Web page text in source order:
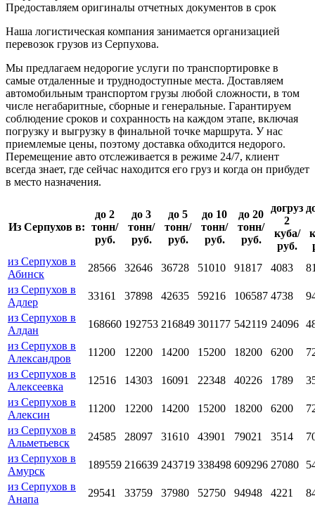
Предоставляем оригиналы отчетных документов в срок
Наша логистическая компания занимается организацией
перевозок грузов из Серпухова.
Мы предлагаем недорогие услуги по транспортировке в
самые отдаленные и труднодоступные места. Доставляем
автомобильным транспортом грузы любой сложности, в том
числе негабаритные, сборные и генеральные. Гарантируем
соблюдение сроков и сохранность на каждом этапе, включая
погрузку и выгрузку в финальной точке маршрута. У нас
приемлемые цены, поэтому доставка обходится недорого.
Перемещение авто отслеживается в режиме 24/7, клиент
всегда знает, где сейчас находится его груз и когда он прибудет
в место назначения.
Из Серпухов в:
до 2
тонн/
руб.
до 3
тонн/
руб.
до 5
тонн/
руб.
до 10
тонн/
руб.
до 20
тонн/
руб.
догруз
2
куба/
руб.
из Серпухов в
Абинск
28566 32646 36728 51010 91817 4083
из Серпухов в
Адлер
33161 37898 42635 59216 106587 4738
из Серпухов в
Алдан
168660 192753 216849 301177 542119 24096
из Серпухов в
Александров
11200 12200 14200 15200 18200 6200
из Серпухов в
Алексеевка
12516 14303 16091 22348 40226 1789
из Серпухов в
Алексин
11200 12200 14200 15200 18200 6200
из Серпухов в
Альметьевск
24585 28097 31610 43901 79021 3514
из Серпухов в
Амурск
189559 216639 243719 338498 609296 27080
из Серпухов в
Анапа
29541 33759 37980 52750 94948 4221